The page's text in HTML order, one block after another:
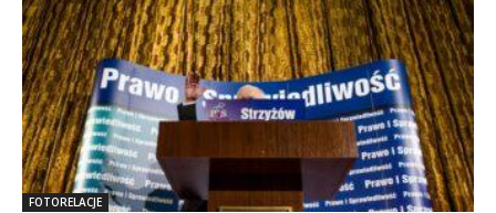
FOTORELACJE